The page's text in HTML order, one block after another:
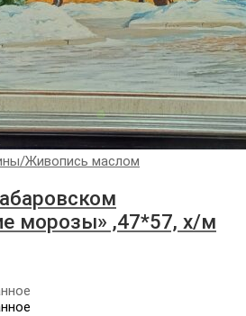
/Живопись маслом
морозы» ,47*57, х/м